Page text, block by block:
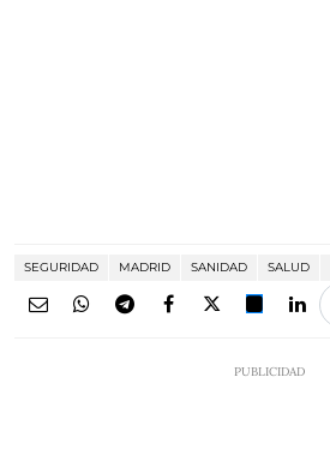
SEGURIDAD MADRID SANIDAD SALUD